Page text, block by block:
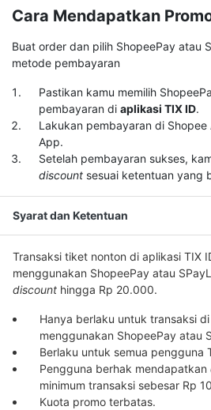
Cara Mendapatkan
Buat order dan pilih ShopeePay atau
metode pembayaran
Pastikan kamu memilih
pembayaran di aplikasi TIX ID.
Lakukan pembayaran di
App.
Setelah pembayaran sukses,
discount sesuai ketentuan yang
Syarat dan Ketentuan
Transaksi tiket nonton di aplikasi TIX
menggunakan ShopeePay atau
discount hingga Rp 20.000.
Hanya berlaku untuk transaksi di
menggunakan ShopeePay atau
Berlaku untuk semua pengguna
Pengguna berhak mendapatkan
minimum transaksi sebesar Rp
Kuota promo terbatas.